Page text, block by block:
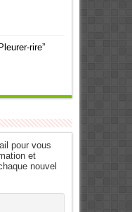
rire”
pour vous
et
nouvel